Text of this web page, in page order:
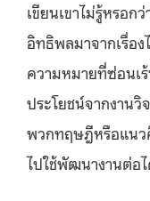
เขียนเขาไม่รู้หรอก
อิทธิพลมาจากเรื่อ
ความหมายที่ซ่อนเ
ประโยชน์จากงาน
พวกทฤษฎีหรือแนว
ไปใช้พัฒนางานต่อ